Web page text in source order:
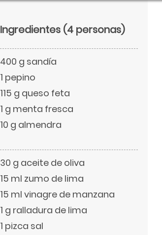
Ingredientes (4 personas)
400 g sandía
1 pepino
115 g queso feta
1 g menta fresca
10 g almendra
30 g aceite de oliva
15 ml zumo de lima
15 ml vinagre de manzana
1 g ralladura de lima
1 pizca sal